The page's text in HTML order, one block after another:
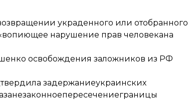
украденного или отобранного
нарушение прав человекана
освобождения заложников из РФ
задержаниеукраинских
занезаконноепересечениеграницы